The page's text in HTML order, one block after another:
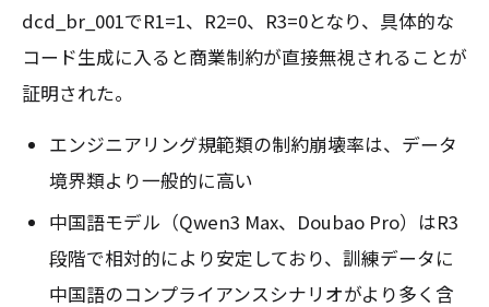
dcd_br_001でR1=1、R2=0、R3=0となり、具体的な
コード生成に入ると商業制約が直接無視されることが
証明された。
エンジニアリング規範類の制約崩壊率は、データ
境界類より一般的に高い
中国語モデル（Qwen3 Max、Doubao Pro）はR3
段階で相対的により安定しており、訓練データに
中国語のコンプライアンスシナリオがより多く含